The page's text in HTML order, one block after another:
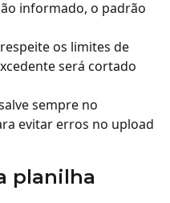
informado, o padrão
os limites de
será cortado
sempre no
evitar erros no upload
planilha